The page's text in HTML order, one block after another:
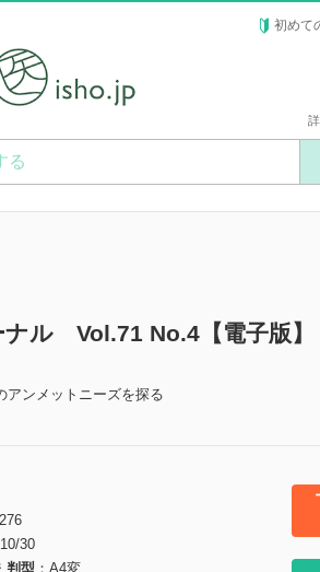
初めて
ナル Vol.71 No.4【電子版】
ンメットニーズを探る
30
判型
A4変